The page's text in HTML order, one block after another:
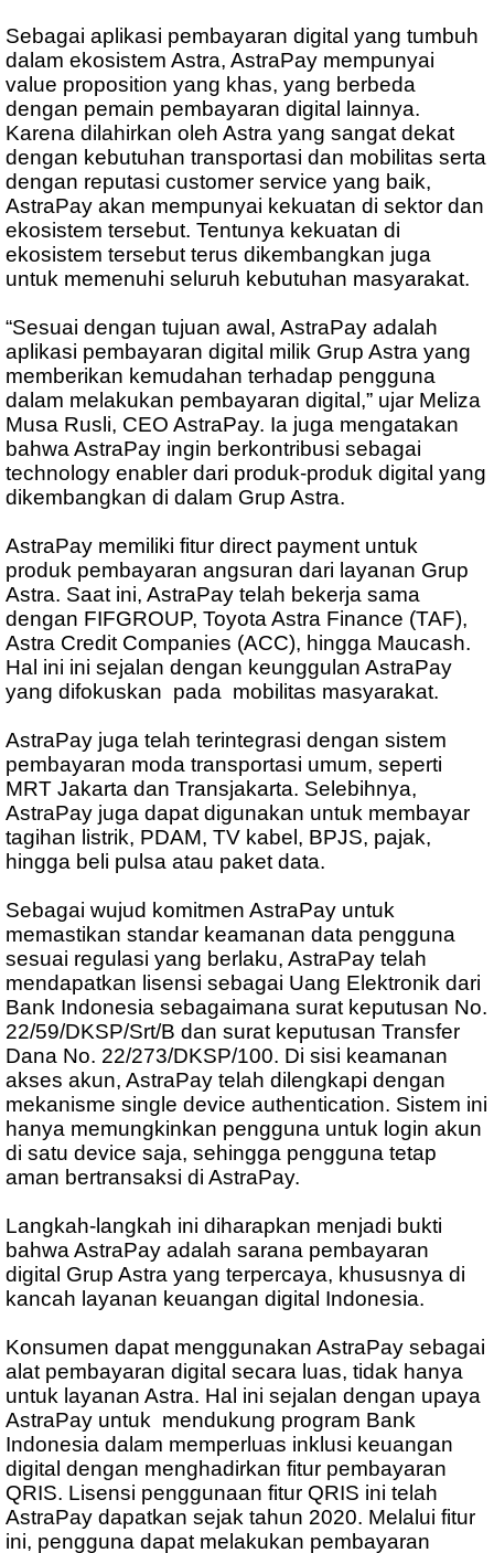
Sebagai aplikasi pembayaran digital yang tumbuh
dalam ekosistem Astra, AstraPay mempunyai
value proposition yang khas, yang berbeda
dengan pemain pembayaran digital lainnya.
Karena dilahirkan oleh Astra yang sangat dekat
dengan kebutuhan transportasi dan mobilitas serta
dengan reputasi customer service yang baik,
AstraPay akan mempunyai kekuatan di sektor dan
ekosistem tersebut. Tentunya kekuatan di
ekosistem tersebut terus dikembangkan juga
untuk memenuhi seluruh kebutuhan masyarakat.
“Sesuai dengan tujuan awal, AstraPay adalah
aplikasi pembayaran digital milik Grup Astra yang
memberikan kemudahan terhadap pengguna
dalam melakukan pembayaran digital,” ujar Meliza
Musa Rusli, CEO AstraPay. Ia juga mengatakan
bahwa AstraPay ingin berkontribusi sebagai
technology enabler dari produk-produk digital yang
dikembangkan di dalam Grup Astra.
AstraPay memiliki fitur direct payment untuk
produk pembayaran angsuran dari layanan Grup
Astra. Saat ini, AstraPay telah bekerja sama
dengan FIFGROUP, Toyota Astra Finance (TAF),
Astra Credit Companies (ACC), hingga Maucash.
Hal ini ini sejalan dengan keunggulan AstraPay
yang difokuskan pada mobilitas masyarakat.
AstraPay juga telah terintegrasi dengan sistem
pembayaran moda transportasi umum, seperti
MRT Jakarta dan Transjakarta. Selebihnya,
AstraPay juga dapat digunakan untuk membayar
tagihan listrik, PDAM, TV kabel, BPJS, pajak,
hingga beli pulsa atau paket data.
Sebagai wujud komitmen AstraPay untuk
memastikan standar keamanan data pengguna
sesuai regulasi yang berlaku, AstraPay telah
mendapatkan lisensi sebagai Uang Elektronik dari
Bank Indonesia sebagaimana surat keputusan No.
22/59/DKSP/Srt/B dan surat keputusan Transfer
Dana No. 22/273/DKSP/100. Di sisi keamanan
akses akun, AstraPay telah dilengkapi dengan
mekanisme single device authentication. Sistem ini
hanya memungkinkan pengguna untuk login akun
di satu device saja, sehingga pengguna tetap
aman bertransaksi di AstraPay.
Langkah-langkah ini diharapkan menjadi bukti
bahwa AstraPay adalah sarana pembayaran
digital Grup Astra yang terpercaya, khususnya di
kancah layanan keuangan digital Indonesia.
Konsumen dapat menggunakan AstraPay sebagai
alat pembayaran digital secara luas, tidak hanya
untuk layanan Astra. Hal ini sejalan dengan upaya
AstraPay untuk mendukung program Bank
Indonesia dalam memperluas inklusi keuangan
digital dengan menghadirkan fitur pembayaran
QRIS. Lisensi penggunaan fitur QRIS ini telah
AstraPay dapatkan sejak tahun 2020. Melalui fitur
ini, pengguna dapat melakukan pembayaran